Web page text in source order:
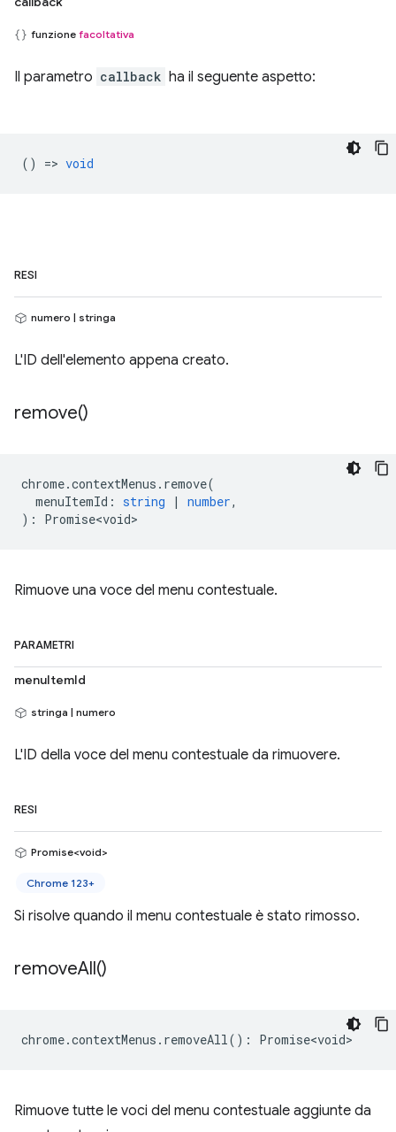
funzione facoltativa
Il parametro callback ha il seguente aspetto:
() => void
RESI
numero | stringa
L'ID dell'elemento appena creato.
remove()
chrome.contextMenus . remove(
menuItemId : string | number,
) : Promise<void>
Rimuove una voce del menu contestuale.
PARAMETRI
menuItemId
stringa | numero
L'ID della voce del menu contestuale da rimuovere.
RESI
Promise<void>
Chrome 123+
Si risolve quando il menu contestuale è stato rimosso.
removeAll()
chrome.contextMenus . removeAll() : Promise<void>
Rimuove tutte le voci del menu contestuale aggiunte da